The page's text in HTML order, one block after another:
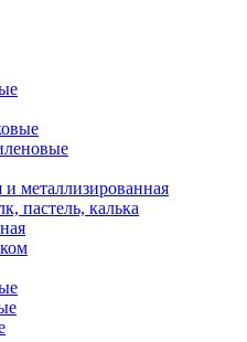
и металлизированная
пастель, калька